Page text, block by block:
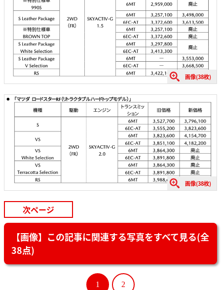
画像(38枚)
画像(38枚)
次ページ
【画像】この記事に関連する写真をすべて見る(全
38点)
1 2